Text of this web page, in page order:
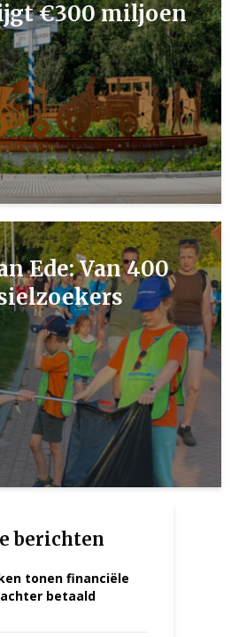
€300 miljoen
Ede: Van 400
berichten
tonen financiële
betaald